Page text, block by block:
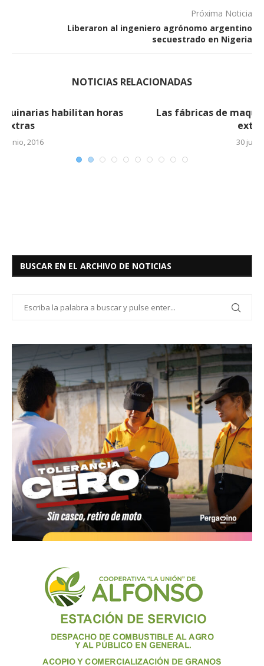
Próxima Noticia
Liberaron al ingeniero agrónomo argentino
secuestrado en Nigeria
NOTICIAS RELACIONADAS
Las fábricas de maquinarias habilitan horas
BUSCAR EN EL ARCHIVO DE NOTICIAS